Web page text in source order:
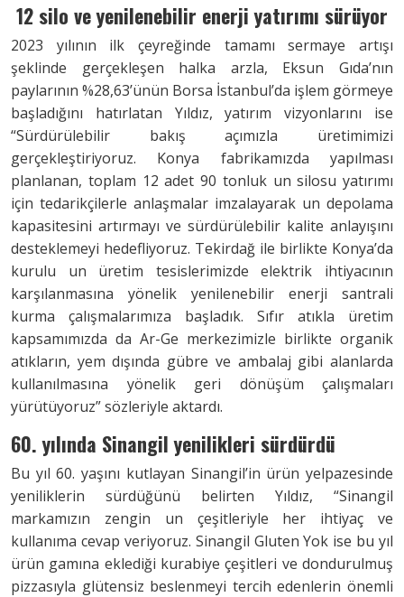
12 silo veyenilenebilir enerji yatırımı sürüyor
2023 yılının ilk çeyreğinde tamamı sermaye artışı
şeklinde gerçekleşen halka arzla, Eksun Gıda’nın
paylarının %28,63’ünün Borsa İstanbul’da işlem görmeye
başladığını hatırlatan Yıldız, yatırım vizyonlarını ise
“Sürdürülebilir bakış açımızla üretimimizi
gerçekleştiriyoruz. Konya fabrikamızda yapılması
planlanan, toplam 12 adet 90 tonluk un silosu yatırımı
için tedarikçilerle anlaşmalar imzalayarak un depolama
kapasitesini artırmayı ve sürdürülebilir kalite anlayışını
desteklemeyi hedefliyoruz. Tekirdağ ile birlikte Konya’da
kurulu un üretim tesislerimizde elektrik ihtiyacının
karşılanmasına yönelik yenilenebilir enerji santrali
kurma çalışmalarımıza başladık. Sıfır atıkla üretim
kapsamımızda da Ar-Ge merkezimizle birlikte organik
atıkların, yem dışında gübre ve ambalaj gibi alanlarda
kullanılmasına yönelik geri dönüşüm çalışmaları
yürütüyoruz” sözleriyle aktardı.
60. yılında Sinangil yenilikleri sürdürdü
Bu yıl 60. yaşını kutlayan Sinangil’in ürün yelpazesinde
yeniliklerin sürdüğünü belirten Yıldız, “Sinangil
markamızın zengin un çeşitleriyle her ihtiyaç ve
kullanıma cevap veriyoruz. Sinangil Gluten Yok ise bu yıl
ürün gamına eklediği kurabiye çeşitleri ve dondurulmuş
pizzasıyla glütensiz beslenmeyi tercih edenlerin önemli